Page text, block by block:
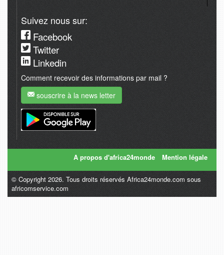
Suivez nous sur:
Facebook
Twitter
Linkedin
Comment recevoir des informations par mail ?
souscrire à la news letter
A propos d'africa24monde Mention légale
© Copyright 2026. Tous droits réservés Africa24monde.com sous
africomservice.com